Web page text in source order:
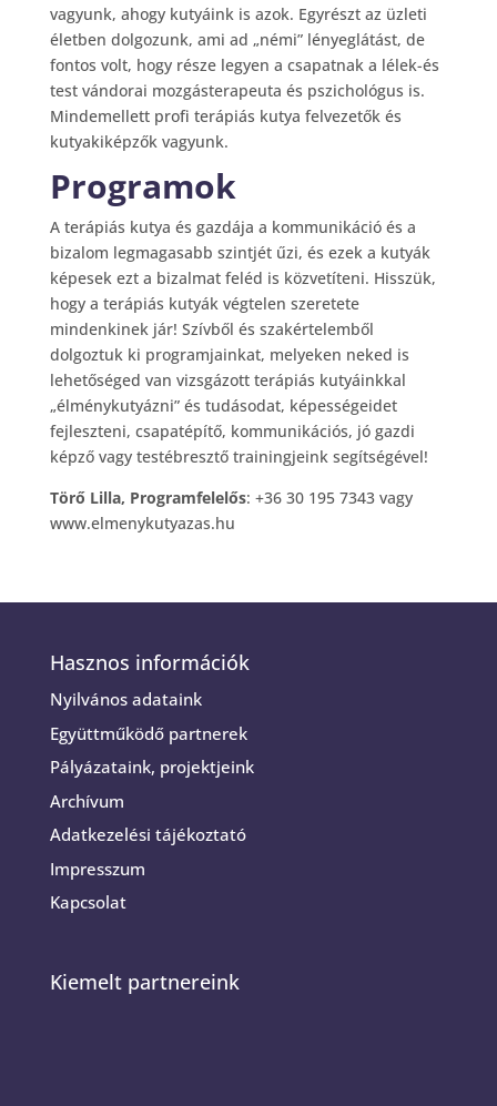
vagyunk, ahogy kutyáink is azok. Egyrészt az üzleti
életben dolgozunk, ami ad „némi” lényeglátást, de
fontos volt, hogy része legyen a csapatnak a lélek-és
test vándorai mozgásterapeuta és pszichológus is.
Mindemellett profi terápiás kutya felvezetők és
kutyakiképzők vagyunk.
Programok
A terápiás kutya és gazdája a kommunikáció és a
bizalom legmagasabb szintjét űzi, és ezek a kutyák
képesek ezt a bizalmat feléd is közvetíteni. Hisszük,
hogy a terápiás kutyák végtelen szeretete
mindenkinek jár! Szívből és szakértelemből
dolgoztuk ki programjainkat, melyeken neked is
lehetőséged van vizsgázott terápiás kutyáinkkal
„élménykutyázni” és tudásodat, képességeidet
fejleszteni, csapatépítő, kommunikációs, jó gazdi
képző vagy testébresztő trainingjeink segítségével!
Törő Lilla, Programfelelős: +36 30 195 7343 vagy
www.elmenykutyazas.hu
Hasznos információk
Nyilvános adataink
Együttműködő partnerek
Pályázataink, projektjeink
Archívum
Adatkezelési tájékoztató
Impresszum
Kapcsolat
Kiemelt partnereink